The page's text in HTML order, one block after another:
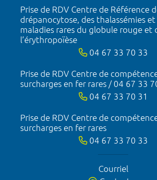
Prise de RDV Centre de Référence
drépanocytose, des thalassémies
maladies rares du globule rouge et
l’érythropoïèse
04 67 33 70 33
Prise de RDV Centre de
surcharges en fer rares / 04 67 33
04 67 33 70 31
Prise de RDV Centre de
surcharges en fer rares
04 67 33 70 33
Courriel